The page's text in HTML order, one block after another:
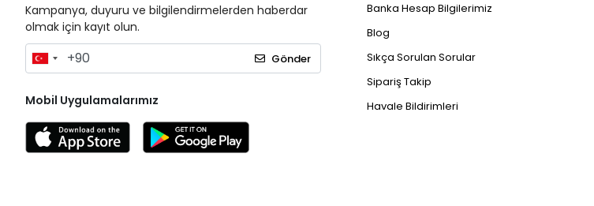
Kampanya, duyuru ve bilgilendirmelerden haberdar
olmak için kayıt olun.
Gönder
Mobil Uygulamalarımız
Banka Hesap Bilgilerimiz
Blog
Sıkça Sorulan Sorular
Sipariş Takip
Havale Bildirimleri